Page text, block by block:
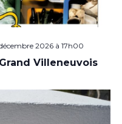
2026 à 17h00
Villeneuvois